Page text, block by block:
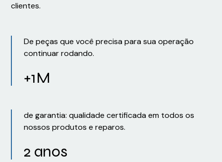
clientes.
De peças que você precisa para sua operação
continuar rodando.
+1M
de garantia: qualidade certificada em todos os
nossos produtos e reparos.
2 anos